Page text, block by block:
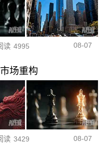
读 4995 08-07
场重构
读 3429 08-07